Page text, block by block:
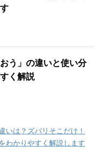
おう」の違いと使い分
く解説
いは？ズバリそこだけ！
わかりやすく解説します